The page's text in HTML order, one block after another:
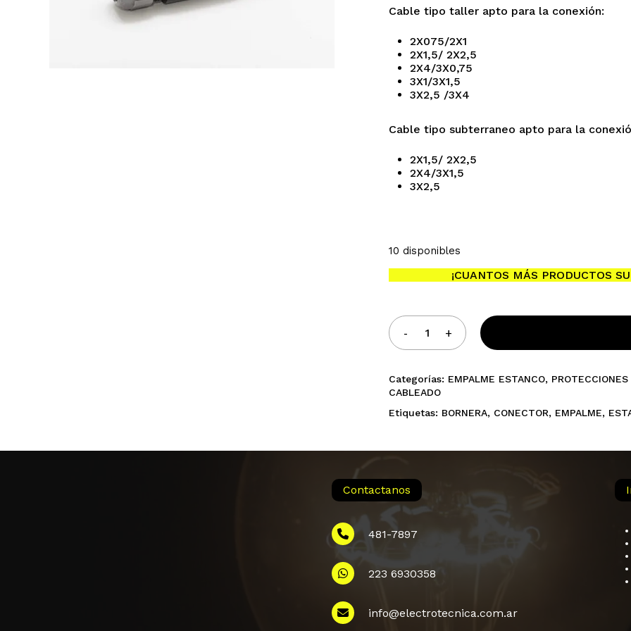
Cable tipo taller apto para la conexión:
2X075/2X1
2X1,5/ 2X2,5
2X4/3X0,75
3X1/3X1,5
3X2,5 /3X4
Cable tipo subterraneo apto para la
2X1,5/ 2X2,5
2X4/3X1,5
3X2,5
10 disponibles
¡CUANTOS MÁS PRODUCTOS
Categorías: EMPALME ESTANCO,
CABLEADO
Etiquetas: BORNERA, CONECTOR, EMPALME,
Contactanos
481-7897
223 6930358
info@electrotecnica.com.ar